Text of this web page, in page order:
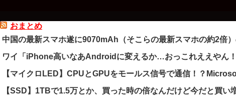
おまとめ
中国の最新スマホ遂に9070mAh（そこらの最新スマホの約2倍
ワイ「iPhone高いなあAndroidに変えるか…おっこれええやん
【マイクロLED】CPUとGPUをモールス信号で通信！？
【SSD】1TBで1.5万とか、買った時の倍なんだけど今だと買い